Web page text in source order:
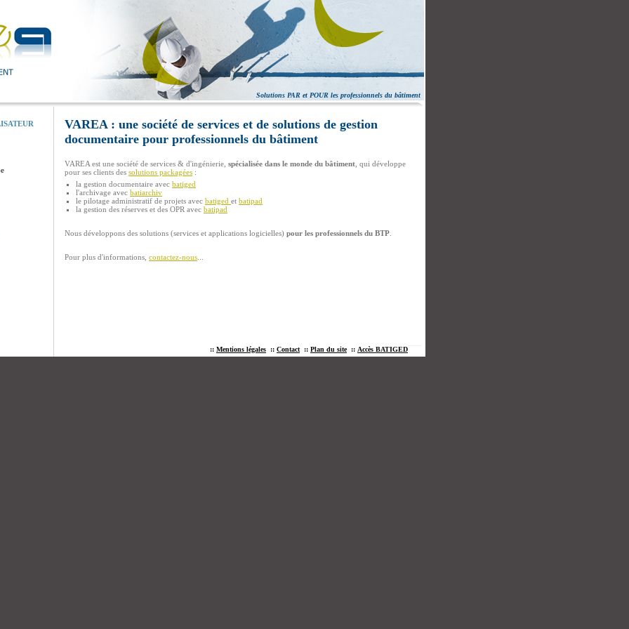
Solutions PAR et POUR les professionnels du bâtiment
VAREA : une société de services et de solutions de gestion
documentaire pour professionnels du bâtiment
VAREA est une société de services & d'ingénierie, spécialisée dans le monde du bâtiment , qui développe
pour ses clients des solutions packagées :
la gestion documentaire avec batiged
l'archivage avec batiarchiv
le pilotage administratif de projets avec batiged et batipad
la gestion des réserves et des OPR avec batipad
Nous développons des solutions (services et applications logicielles) pour les professionnels du BTP
Pour plus d'informations, contactez-nous
:: Mentions légales :: Contact :: Plan du site :: Accès BATIGED